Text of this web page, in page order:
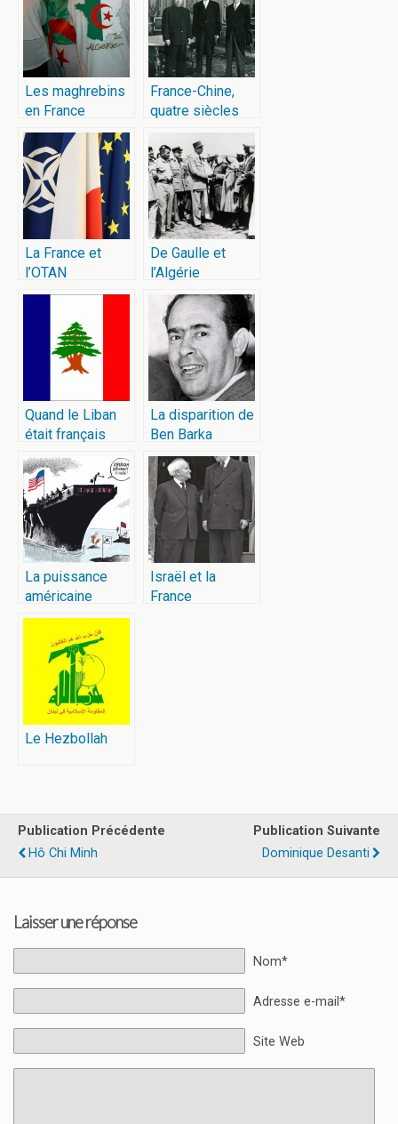
Les maghrebins
en France
France-Chine,
quatre siècles
La France et
l’OTAN
De Gaulle et
l’Algérie
Quand le Liban
était français
La disparition de
Ben Barka
La puissance
américaine
Israël et la
France
Le Hezbollah
Publication Précédente
Hô Chi Minh
Publication Suivante
Dominique Desanti
Laisser une réponse
Nom*
Adresse e-mail*
Site Web